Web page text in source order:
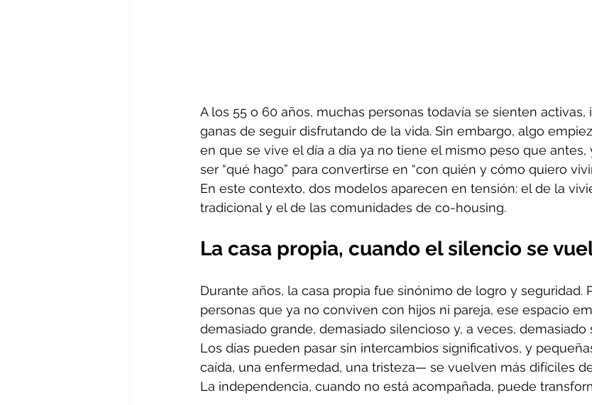
A los 55 o 60 años, muchas personas todavía se sienten
ganas de seguir disfrutando de la vida. Sin embargo, algo
en que se vive el día a día ya no tiene el mismo peso que antes,
ser “qué hago” para convertirse en “con quién y cómo quiero
En este contexto, dos modelos aparecen en tensión: el de la
tradicional y el de las comunidades de co-housing.
La casa propia, cuando el silencio se
Durante años, la casa propia fue sinónimo de logro y seguridad.
personas que ya no conviven con hijos ni pareja, ese espacio
demasiado grande, demasiado silencioso y, a veces, demasiado
Los días pueden pasar sin intercambios significativos, y
caída, una enfermedad, una tristeza— se vuelven más difíciles
La independencia, cuando no está acompañada, puede